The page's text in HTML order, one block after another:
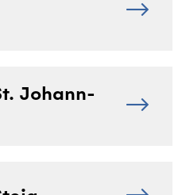
Johann-